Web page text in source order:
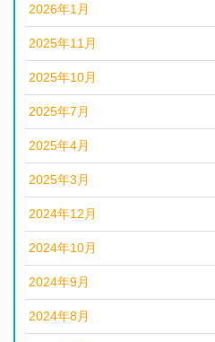
2026年1月
2025年11月
2025年10月
2025年7月
2025年4月
2025年3月
2024年12月
2024年10月
2024年9月
2024年8月